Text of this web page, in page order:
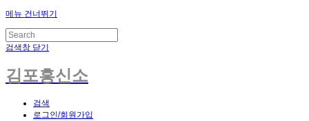
메뉴 건너뛰기
검색창 닫기
김포흥신소
검색
로그인/회원가입